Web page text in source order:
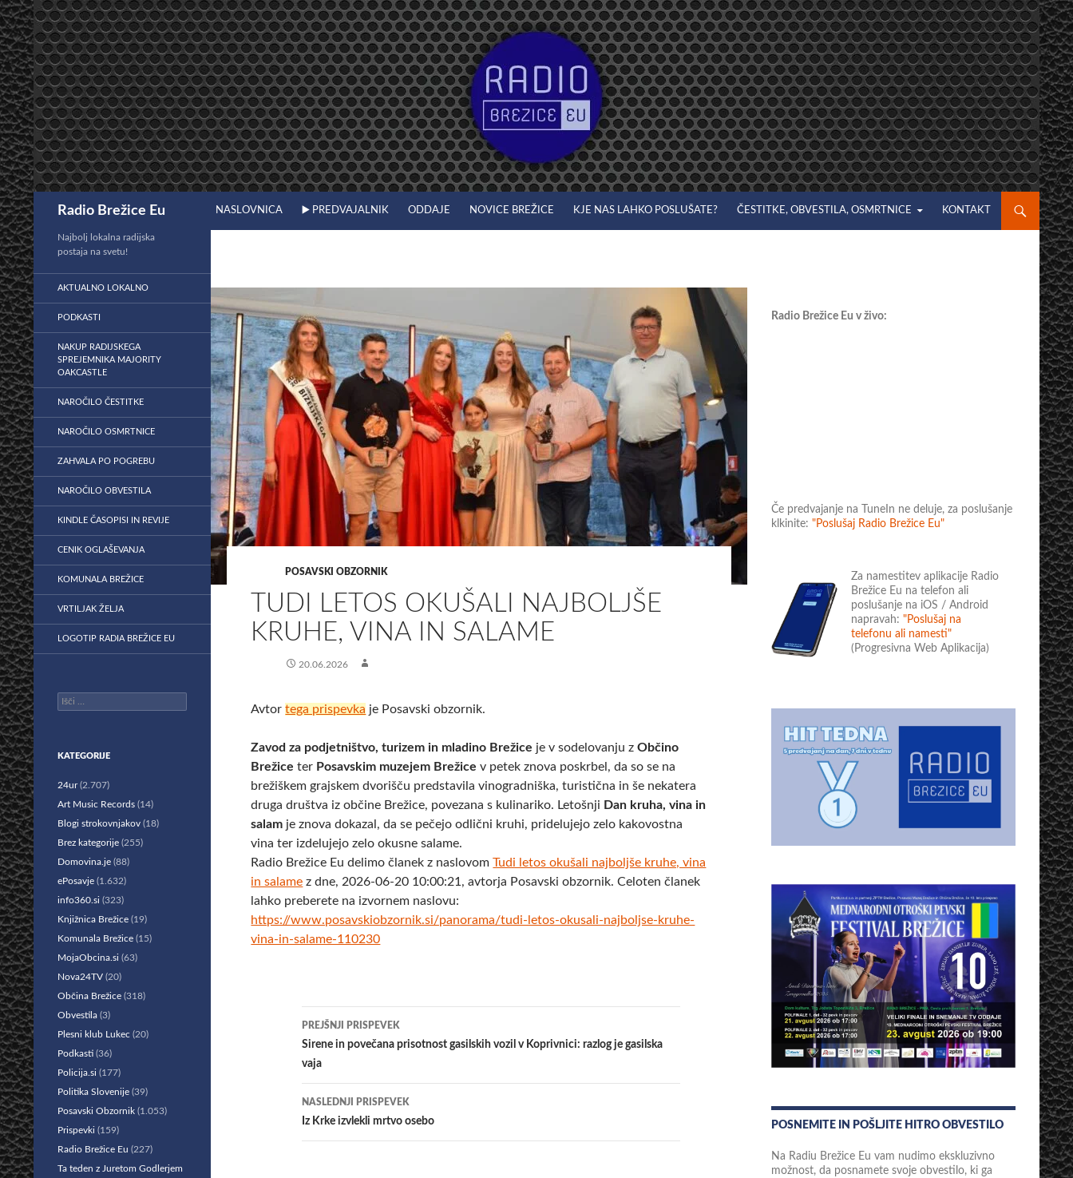
Preskoči
na
vsebino
Radio Brežice Eu NASLOVNICA ▶️ PREDVAJALNIK ODDAJE NOVICE BREŽICE KJE NAS LAHKO POSLUŠATE? ČESTITKE, OBVESTILA, OSMRTNICE KONTAKT
POSAVSKI OBZORNIK
TUDI LETOS OKUŠALI NAJBOLJŠE
KRUHE, VINA IN SALAME
20.06.2026
Avtortega prispevka je Posavski obzornik.
Zavod za podjetništvo, turizem in mladino Brežice je v sodelovanju zObčino
Brežice ter Posavskim muzejem Brežicev petek znova poskrbel, da so se na
brežiškem grajskem dvorišču predstavila vinogradniška, turistična in še nekatera
druga društva iz občine Brežice, povezana s kulinariko. Letošnji Dan kruha, vina in
salam je znova dokazal, da se pečejo odlični kruhi, pridelujejo zelo kakovostna
vina ter izdelujejo zelo okusne salame.
Radio Brežice Eu delimo članek z naslovomTudi letos okušali najboljše kruhe, vina
in salame z dne, 2026-06-20 10:00:21, avtorja Posavski obzornik. Celoten članek
lahko preberete na izvornem naslovu:
https://www.posavskiobzornik.si/panorama/tudi-letos-okusali-najboljse-kruhe-
vina-in-salame-110230
Krmarjenje
po
prispevkih
PREJŠNJI PRISPEVEK
Sirene in povečana prisotnost gasilskih vozil v Koprivnici: razlog je gasilska
vaja
NASLEDNJI PRISPEVEK
Iz Krke izvlekli mrtvo osebo
Radio Brežice Eu v živo:
Če predvajanje na TuneIn ne deluje, za poslušanje
klkinite: "Poslušaj Radio Brežice Eu"
Za namestitev aplikacije Radio
Brežice Eu na telefon ali
poslušanje na iOS / Android
napravah: "Poslušaj na
telefonu ali namesti"
(Progresivna Web Aplikacija)
POSNEMITE IN POŠLJITE HITRO OBVESTILO
Na Radiu Brežice Eu vam nudimo ekskluzivno
možnost, da posnamete svoje obvestilo, ki ga
Najbolj lokalna radijska
postaja na svetu!
AKTUALNO LOKALNO
PODKASTI
NAKUP RADIJSKEGA
SPREJEMNIKA MAJORITY
OAKCASTLE
NAROČILO ČESTITKE
NAROČILO OSMRTNICE
ZAHVALA PO POGREBU
NAROČILO OBVESTILA
KINDLE ČASOPISI IN REVIJE
CENIK OGLAŠEVANJA
KOMUNALA BREŽICE
VRTILJAK ŽELJA
LOGOTIP RADIA BREŽICE EU
Išči:
KATEGORIJE
24ur(2.707)
Art Music Records (14)
Blogi strokovnjakov (18)
Brez kategorije (255)
Domovina.je (88)
ePosavje (1.632)
info360.si (323)
Knjižnica Brežice (19)
Komunala Brežice (15)
MojaObcina.si (63)
Nova24TV (20)
Občina Brežice (318)
Obvestila (3)
Plesni klub Lukec (20)
Podkasti (36)
Policija.si (177)
Politika Slovenije (39)
Posavski Obzornik (1.053)
Prispevki (159)
Radio Brežice Eu (227)
Ta teden z Juretom Godlerjem